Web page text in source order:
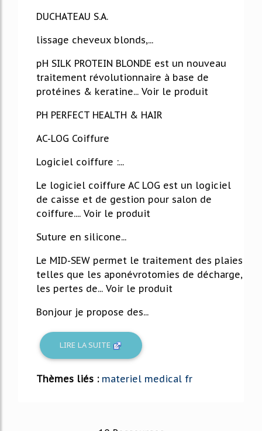
DUCHATEAU S.A.
lissage cheveux blonds,...
pH SILK PROTEIN BLONDE est un nouveau
traitement révolutionnaire à base de
protéines & keratine... Voir le produit
PH PERFECT HEALTH & HAIR
AC-LOG Coiffure
Logiciel coiffure :...
Le logiciel coiffure AC LOG est un logiciel
de caisse et de gestion pour salon de
coiffure.... Voir le produit
Suture en silicone...
Le MID-SEW permet le traitement des plaies
telles que les aponévrotomies de décharge,
les pertes de... Voir le produit
Bonjour je propose des...
LIRE LA SUITE
Thèmes liés : materiel medical fr